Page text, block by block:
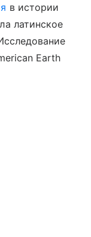
в истории
латинское
Earth